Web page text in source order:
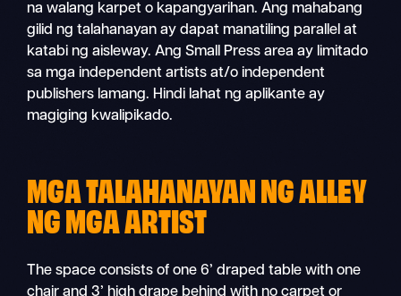
na walang karpet o kapangyarihan. Ang mahabang
gilid ng talahanayan ay dapat manatiling parallel at
katabi ng aisleway. Ang Small Press area ay limitado
sa mga independent artists at/o independent
publishers lamang. Hindi lahat ng aplikante ay
magiging kwalipikado.
MGA TALAHANAYAN NG ALLEY
NG MGA ARTIST
The space consists of one 6’ draped table with one
chair and 3’ high drape behind with no carpet or